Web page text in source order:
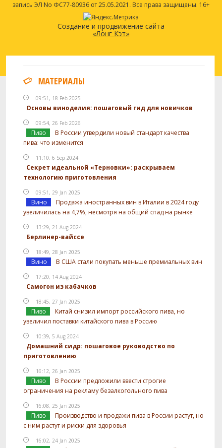
запись ЭЛ No ФС77-80936 от 25.05.2021. Все права защищены. 16+
Создание и продвижение сайта
«Лонг Кэт»
МАТЕРИАЛЫ
09:51, 18 Feb 2025
Основы виноделия: пошаговый гид для новичков
09:54, 26 Feb 2026
Пиво
В России утвердили новый стандарт качества
пива: что изменится
11:10, 6 Sep 2024
Секрет идеальной «Терновки»: раскрываем
технологию приготовления
09:51, 29 Jan 2025
Вино
Продажа иностранных вин в Италии в 2024 году
увеличилась на 4,7%, несмотря на общий спад на рынке
13:29, 21 Aug 2024
Берлинер-вайссе
18:49, 28 Jan 2025
Вино В США стали покупать меньше премиальных вин
17:20, 14 Aug 2024
Самогон из кабачков
18:45, 27 Jan 2025
Пиво
Китай снизил импорт российского пива, но
увеличил поставки китайского пива в Россию
10:39, 5 Aug 2024
Домашний сидр: пошаговое руководство по
приготовлению
16:12, 26 Jan 2025
Пиво
В России предложили ввести строгие
ограничения на рекламу безалкогольного пива
16:08, 25 Jan 2025
Пиво
Производство и продажи пива в России растут, но
с ним растут и риски для здоровья
16:02, 24 Jan 2025